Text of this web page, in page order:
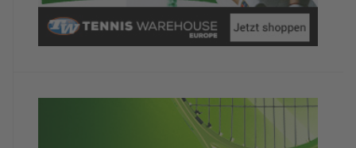
Wiederholungstäterin
TennisTraveller-News.